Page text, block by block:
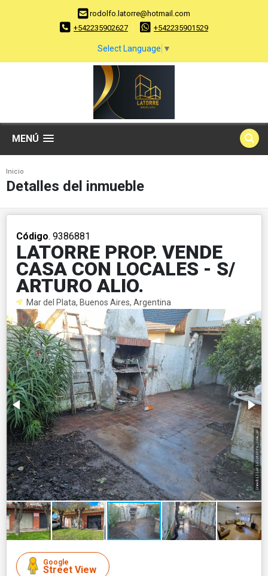
rodolfo.latorre@hotmail.com
+542235902627
+542235901529
Select Language ▼
MENÚ
Inicio
Detalles del inmueble
Código. 9386881
LATORRE PROP. VENDE
CASA CON LOCALES - S/
ARTURO ALIO.
Mar del Plata, Buenos Aires, Argentina
Google
Street View